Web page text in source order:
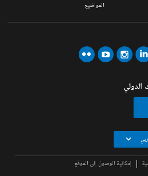
المواضيع
الدولي
إمكانية الوصول إلى الموقع